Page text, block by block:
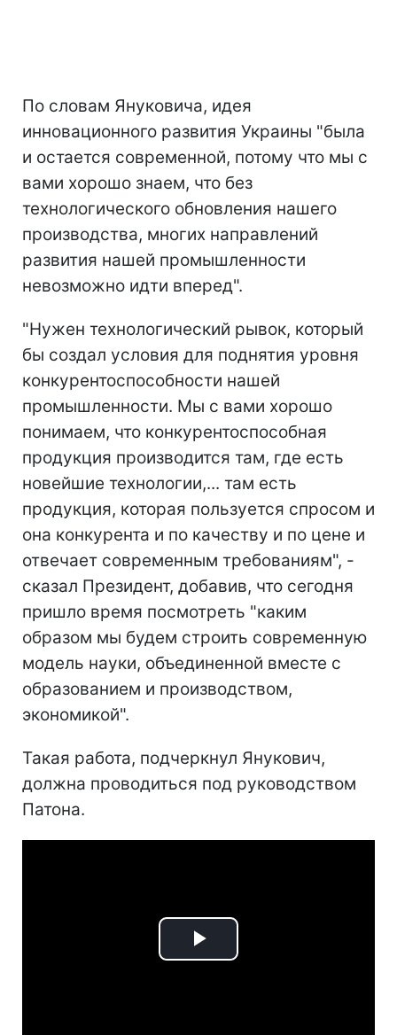
По словам Януковича, идея
инновационного развития Украины "была
и остается современной, потому что мы с
вами хорошо знаем, что без
технологического обновления нашего
производства, многих направлений
развития нашей промышленности
невозможно идти вперед".
"Нужен технологический рывок, который
бы создал условия для поднятия уровня
конкурентоспособности нашей
промышленности. Мы с вами хорошо
понимаем, что конкурентоспособная
продукция производится там, где есть
новейшие технологии,... там есть
продукция, которая пользуется спросом и
она конкурента и по качеству и по цене и
отвечает современным требованиям", -
сказал Президент, добавив, что сегодня
пришло время посмотреть "каким
образом мы будем строить современную
модель науки, объединенной вместе с
образованием и производством,
экономикой".
Такая работа, подчеркнул Янукович,
должна проводиться под руководством
Патона.
Play